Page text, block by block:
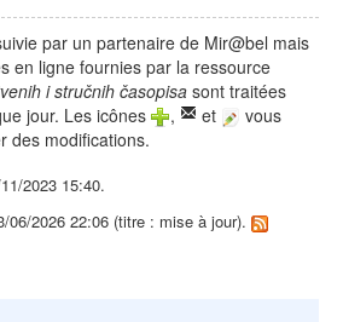
par un partenaire de Mir@bel mais
en ligne fournies par la ressource
i stručnih časopisa sont traitées
jour. Les icônes
, et
vous
des modifications.
2023 15:40.
06/2026 22:06 (titre : mise à jour).